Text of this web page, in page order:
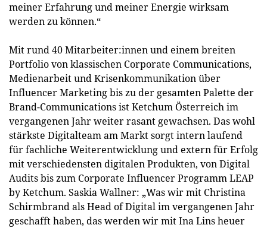
meiner Erfahrung und meiner Energie wirksam
werden zu können.“
Mit rund 40 Mitarbeiter:innen und einem breiten
Portfolio von klassischen Corporate Communications,
Medienarbeit und Krisenkommunikation über
Influencer Marketing bis zu der gesamten Palette der
Brand-Communications ist Ketchum Österreich im
vergangenen Jahr weiter rasant gewachsen. Das wohl
stärkste Digitalteam am Markt sorgt intern laufend
für fachliche Weiterentwicklung und extern für Erfolg
mit verschiedensten digitalen Produkten, von Digital
Audits bis zum Corporate Influencer Programm LEAP
by Ketchum. Saskia Wallner: „Was wir mit Christina
Schirmbrand als Head of Digital im vergangenen Jahr
geschafft haben, das werden wir mit Ina Lins heuer